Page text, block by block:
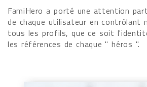
FamiHero a porté une attention
de chaque utilisateur en contrôlant
tous les profils, que ce soit
les références de chaque " héros ".